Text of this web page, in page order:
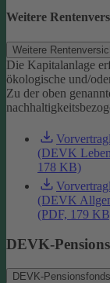
Weitere
Weitere
Die Kapitalanlage
ökologische und/
Zu der oben
(DEVK
178 KB)
(DEVK
(PDF, 179
DEVK-
DEVK-Pensionsfonds